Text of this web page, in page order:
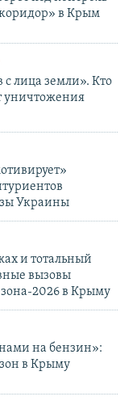
в Крым
с лица земли». Кто
уничтожения
Украины
и тотальный
вызовы
2026 в Крыму
на бензин»:
в Крыму